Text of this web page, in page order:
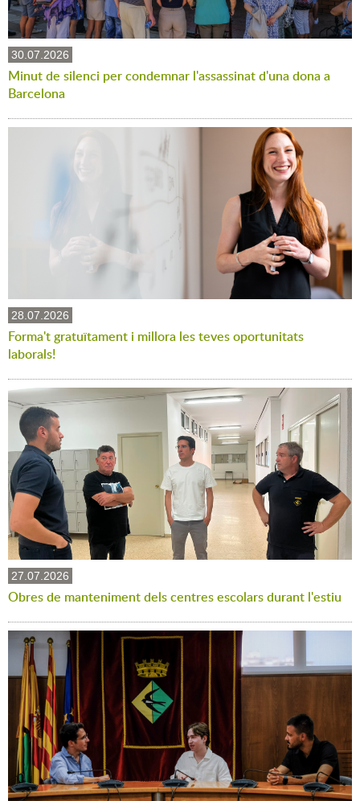
30.07.2026
Minut de silenci per condemnar l'assassinat d'una dona a
Barcelona
28.07.2026
Forma't gratuïtament i millora les teves oportunitats
laborals!
27.07.2026
Obres de manteniment dels centres escolars durant l'estiu